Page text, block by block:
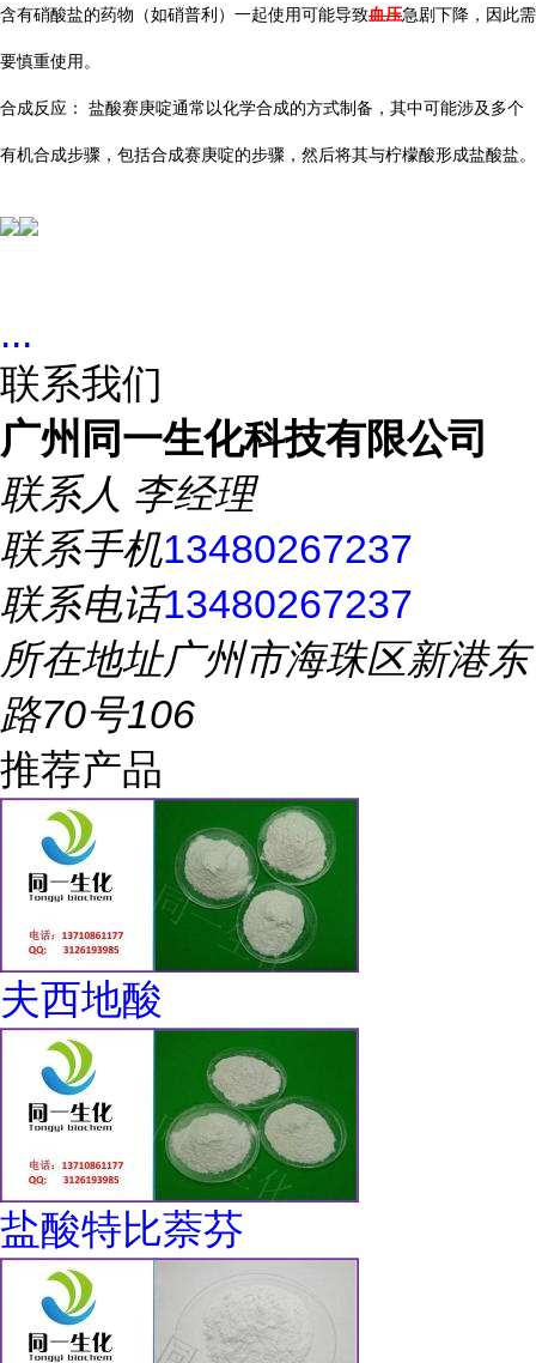
含有硝酸盐的药物（如硝普利）一起使用可能导致血压急剧下降，因此需
要慎重使用。
合成反应： 盐酸赛庚啶通常以化学合成的方式制备，其中可能涉及多个
有机合成步骤，包括合成赛庚啶的步骤，然后将其与柠檬酸形成盐酸盐。
...
联系我们
广州同一生化科技有限公司
联系人 李经理
联系手机13480267237
联系电话13480267237
所在地址广州市海珠区新港东
路70号106
推荐产品
夫西地酸
盐酸特比萘芬